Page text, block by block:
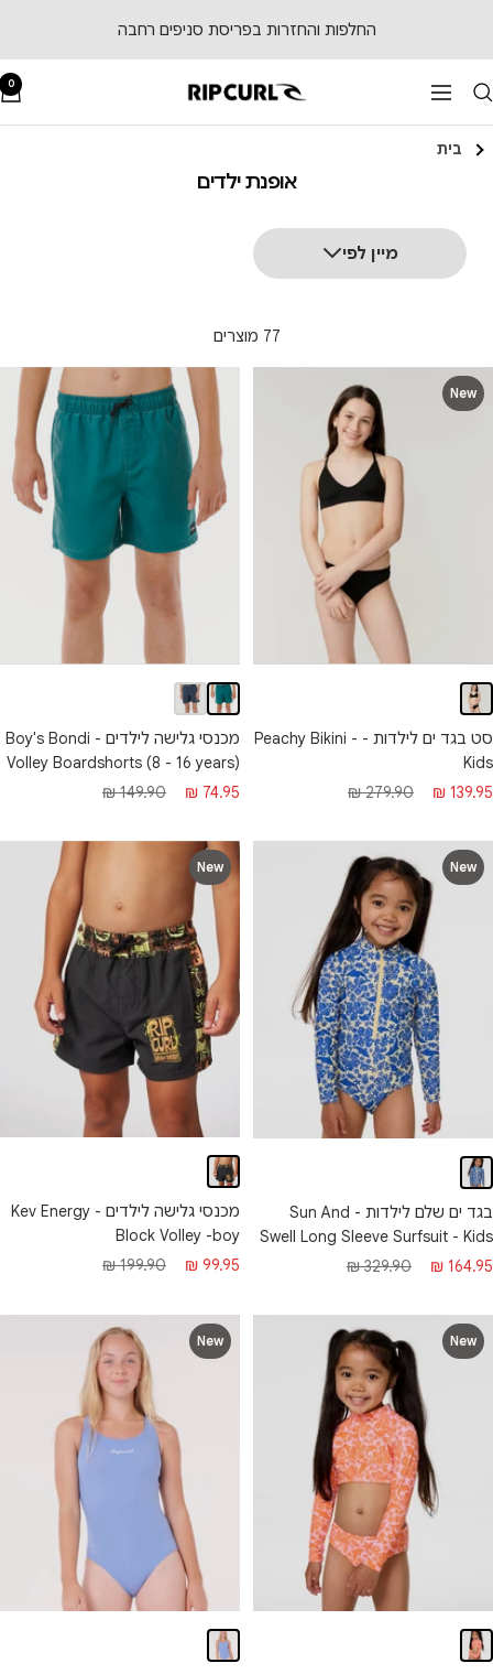
החלפות והחזרות בפריסת סניפים רחבה
ניווט RipCurl
0
בית
אופנת ילדים
מיין לפי
77 מוצרים
New
סט בגד ים לילדות - Peachy Bikini -
Kids
מחיר
139.95 ₪
מחיר
279.90 ₪
מכנסי גלישה לילדים - Boy's Bondi
Volley Boardshorts (8 - 16 years)
מחיר
74.95 ₪
מחיר
149.90 ₪
New
בגד ים שלם לילדות - Sun And
Swell Long Sleeve Surfsuit - Kids
מחיר
164.95 ₪
מחיר
329.90 ₪
New
מכנסי גלישה לילדים - Kev Energy
Block Volley -boy
מחיר
99.95 ₪
מחיר
199.90 ₪
New
New